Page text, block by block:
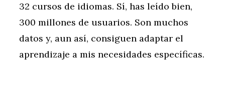
32 cursos de idiomas. Sí, has leído bien,
300 millones de usuarios. Son muchos
datos y, aun así, consiguen adaptar el
aprendizaje a mis necesidades específicas.